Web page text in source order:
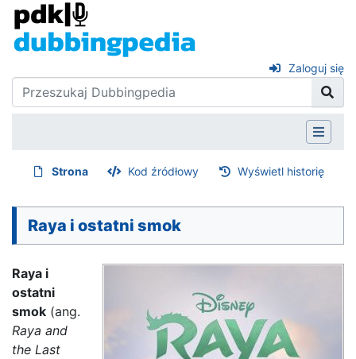
Zaloguj się
Strona Kod źródłowy Wyświetl historię
Raya i ostatni smok
Raya i
ostatni
smok (ang.
Raya and
the Last